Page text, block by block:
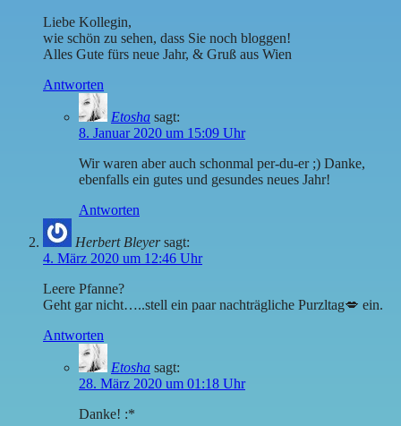
Liebe Kollegin,
wie schön zu sehen, dass Sie noch bloggen!
Alles Gute fürs neue Jahr, & Gruß aus Wien
Antworten
Etosha sagt:
8. Januar 2020 um 15:09 Uhr
Wir waren aber auch schonmal per-du-er ;) Danke,
ebenfalls ein gutes und gesundes neues Jahr!
Antworten
Herbert Bleyer sagt:
4. März 2020 um 12:46 Uhr
Leere Pfanne?
Geht gar nicht…..stell ein paar nachträgliche Purzltag💋 ein.
Antworten
Etosha sagt:
28. März 2020 um 01:18 Uhr
Danke! :*